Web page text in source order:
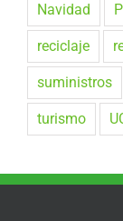
Navidad
reciclaje
suministros
turismo